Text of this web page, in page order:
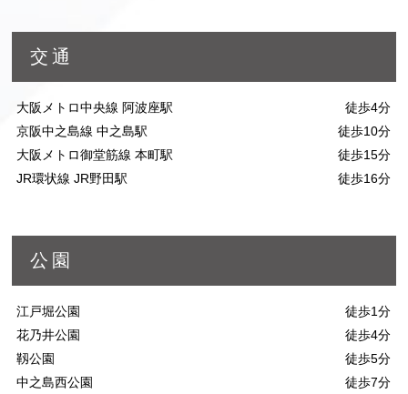
交通
大阪メトロ中央線 阿波座駅
徒歩4分
京阪中之島線 中之島駅
徒歩10分
大阪メトロ御堂筋線 本町駅
徒歩15分
JR環状線 JR野田駅
徒歩16分
公園
江戸堀公園
徒歩1分
花乃井公園
徒歩4分
靱公園
徒歩5分
中之島西公園
徒歩7分